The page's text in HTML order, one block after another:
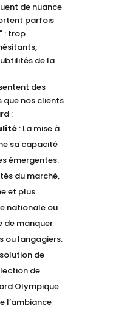
de nuance
parfois
: trop
de la
des
que nos clients
:
: La mise à
sa capacité
émergentes.
du marché,
et plus
nationale ou
de manquer
ou langagiers.
de
de
Olympique
l’ambiance